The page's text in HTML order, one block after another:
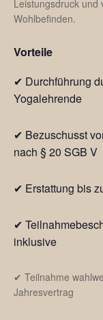
Leistungsdruck und
Wohlbefinden.
Vorteile
✔ Durchführung
Yogalehrende
✔ Bezuschusst
nach § 20 SGB V
✔ Erstattung bis
✔
inklusive
✔ Teilnahme
Jahresvertrag